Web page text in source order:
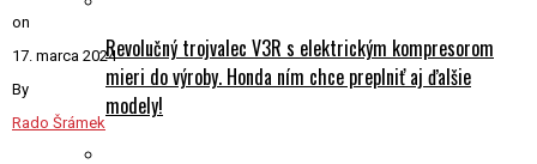
Revolučný trojvalec V3R s elektrickým kompresorom
mieri do výroby. Honda ním chce preplniť aj ďalšie
modely!
on
17. marca 2024
By
Rado Šrámek